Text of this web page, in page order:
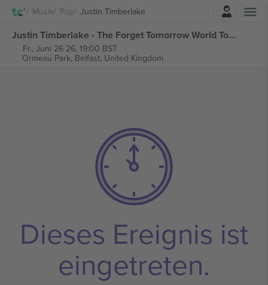
Musik Pop Justin Timberlake
Justin Timberlake - The Forget Tomorrow World Tour tickets
Fr., Juni 26 26, 19:00 BST
Ormeau Park, Belfast, United Kingdom
Dieses Ereignis ist
eingetreten.